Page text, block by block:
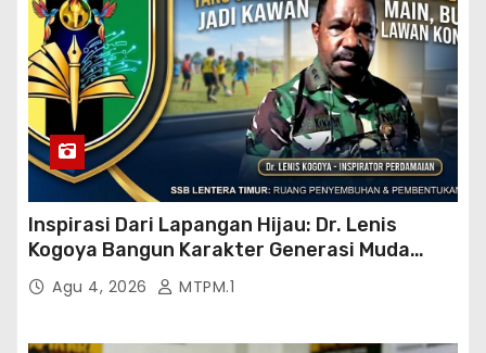
Inspirasi Dari Lapangan Hijau: Dr. Lenis
Kogoya Bangun Karakter Generasi Muda
PapuaAgu 4, 2026 MTPM.1